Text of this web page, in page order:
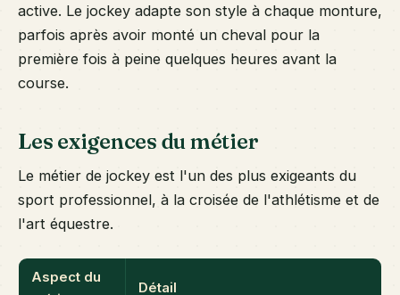
active. Le jockey adapte son style à chaque monture,
parfois après avoir monté un cheval pour la
première fois à peine quelques heures avant la
course.
Les exigences du métier
Le métier de jockey est l'un des plus exigeants du
sport professionnel, à la croisée de l'athlétisme et de
l'art équestre.
Aspect du
Détail